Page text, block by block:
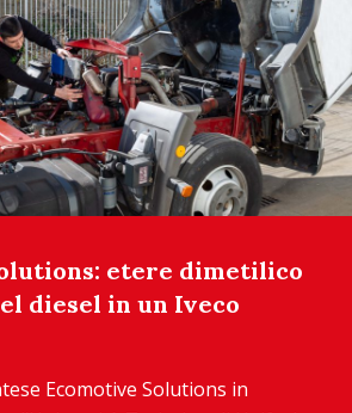
etere dimetilico
diesel in un Iveco
Ecomotive Solutions in